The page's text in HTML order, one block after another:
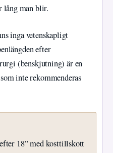
lång man blir.
inga vetenskapligt
efter
(benskjutning) är en
inte rekommenderas
18” med kosttillskott